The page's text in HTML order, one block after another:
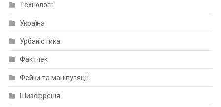
Технології
Україна
Урбаністика
Фактчек
Фейки та маніпуляції
Шизофренія